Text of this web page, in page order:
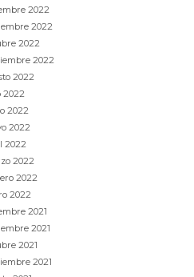
2022
2022
2022
2022
2022
2022
2022
2022
2022
2022
2022
2022
2021
2021
2021
2021